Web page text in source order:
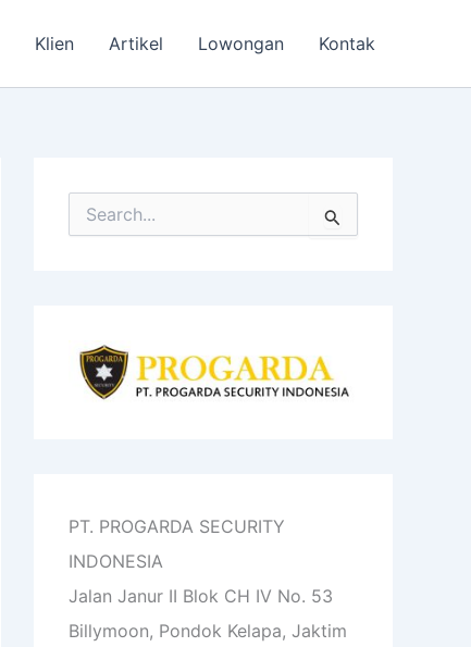
Klien Artikel Lowongan Kontak
e
PT. PROGARDA SECURITY
INDONESIA
Jalan Janur II Blok CH IV No. 53
Billymoon, Pondok Kelapa, Jaktim